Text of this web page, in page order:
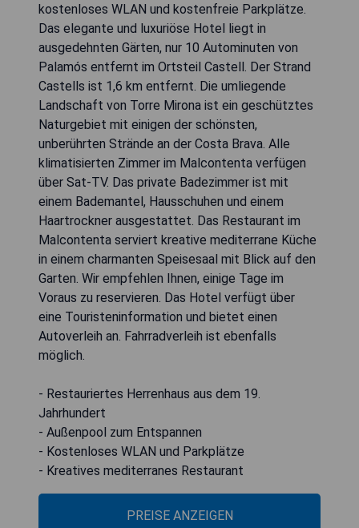
kostenloses WLAN und kostenfreie Parkplätze.
Das elegante und luxuriöse Hotel liegt in
ausgedehnten Gärten, nur 10 Autominuten von
Palamós entfernt im Ortsteil Castell. Der Strand
Castells ist 1,6 km entfernt. Die umliegende
Landschaft von Torre Mirona ist ein geschütztes
Naturgebiet mit einigen der schönsten,
unberührten Strände an der Costa Brava. Alle
klimatisierten Zimmer im Malcontenta verfügen
über Sat-TV. Das private Badezimmer ist mit
einem Bademantel, Hausschuhen und einem
Haartrockner ausgestattet. Das Restaurant im
Malcontenta serviert kreative mediterrane Küche
in einem charmanten Speisesaal mit Blick auf den
Garten. Wir empfehlen Ihnen, einige Tage im
Voraus zu reservieren. Das Hotel verfügt über
eine Touristeninformation und bietet einen
Autoverleih an. Fahrradverleih ist ebenfalls
möglich.
- Restauriertes Herrenhaus aus dem 19.
Jahrhundert
- Außenpool zum Entspannen
- Kostenloses WLAN und Parkplätze
- Kreatives mediterranes Restaurant
PREISE ANZEIGEN